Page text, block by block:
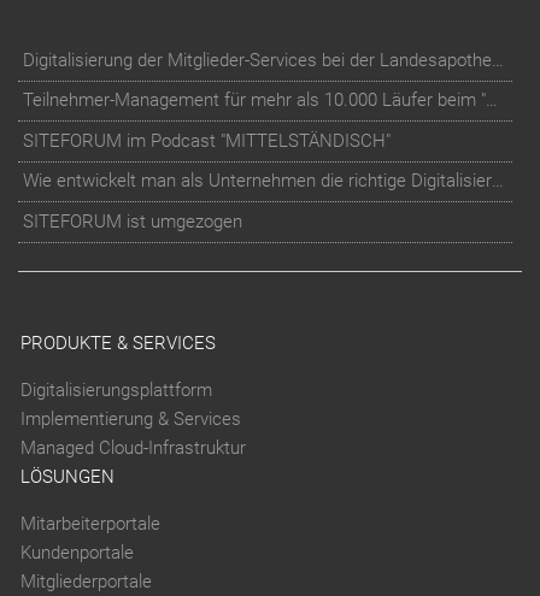
Digitalisierung der Mitglieder-Services bei der Landesapothekerkammer Baden-Württemberg
Teilnehmer-Management für mehr als 10.000 Läufer beim "RUN Thüringer Unternehmenslauf"
SITEFORUM im Podcast "MITTELSTÄNDISCH"
Wie entwickelt man als Unternehmen die richtige Digitalisierungs-Strategie?
SITEFORUM ist umgezogen
PRODUKTE & SERVICES
Digitalisierungsplattform
Implementierung & Services
Managed Cloud-Infrastruktur
LÖSUNGEN
Mitarbeiterportale
Kundenportale
Mitgliederportale